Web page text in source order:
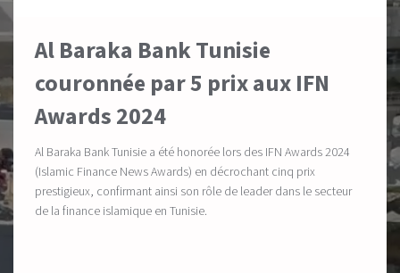
Al Baraka Bank Tunisie
couronnée par 5 prix aux IFN
Awards 2024
Al Baraka Bank Tunisie a été honorée lors des IFN Awards 2024
(Islamic Finance News Awards) en décrochant cinq prix
prestigieux, confirmant ainsi son rôle de leader dans le secteur
de la finance islamique en Tunisie.